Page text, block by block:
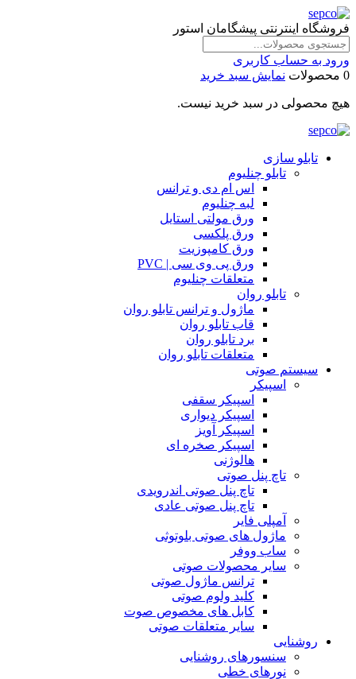
فروشگاه اینترنتی پیشگامان استور
ورود به حساب کاربری
0 محصولات
نمایش سبد خرید
هیچ محصولی در سبد خرید نیست.
تابلو سازی
تابلو چنلیوم
اس ام دی و ترانس
لبه چنلیوم
ورق مولتی استایل
ورق پلکسی
ورق کامپوزیت
ورق پی وی سی | PVC
متعلقات چنلیوم
تابلو روان
ماژول و ترانس تابلو روان
قاب تابلو روان
برد تابلو روان
متعلقات تابلو روان
سیستم صوتی
اسپیکر
اسپیکر سقفی
اسپیکر دیواری
اسپیکر آویز
اسپیکر صخره ای
هالوژنی
تاچ پنل صوتی
تاچ پنل صوتی اندرویدی
تاچ پنل صوتی عادی
آمپلی فایر
ماژول های صوتی بلوتوثی
ساب ووفر
سایر محصولات صوتی
ترانس ماژول صوتی
کلید ولوم صوتی
کابل های مخصوص صوت
سایر متعلقات صوتی
روشنایی
سنسورهای روشنایی
نورهای خطی